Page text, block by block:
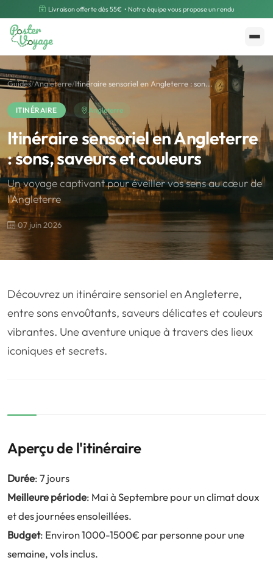
Livraison offerte dès 55€ • Notre équipe vous propose un rendu
Créer mon souvenir Polarsteps
🌍Road Trip et Pays 🌆Les villes
Marathon / Trail 💍 Mariage
🚢Croisière 🎢 Parc d'attraction
Guides/Angleterre/Itinéraire sensoriel en Angleterre : son...
ITINÉRAIRE Angleterre
Itinéraire sensoriel en Angleterre
: sons, saveurs et couleurs
Un voyage captivant pour éveiller vos sens au cœur de
l'Angleterre
07 juin 2026
Découvrez un itinéraire sensoriel en Angleterre,
entre sons envoûtants, saveurs délicates et couleurs
vibrantes. Une aventure unique à travers des lieux
iconiques et secrets.
Aperçu de l'itinéraire
Durée: 7 jours
Meilleure période: Mai à Septembre pour un climat doux
et des journées ensoleillées.
Budget: Environ 1000-1500€ par personne pour une
semaine, vols inclus.